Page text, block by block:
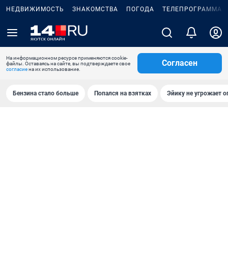
НЕДВИЖИМОСТЬ ЗНАКОМСТВА ПОГОДА ТЕЛЕПРОГРАММА
На информационном ресурсе применяются cookie-
файлы. Оставаясь на сайте, вы подтверждаете свое
согласиена их использование.
Согласен
Бензина стало больше Попался на взятках Эйику не угрожает